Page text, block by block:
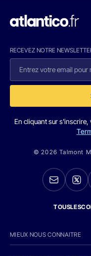
RECEVEZ NOTRE
En cliquant sur
© 2026 Talmont
MIEUX NOUS CONNAITRE